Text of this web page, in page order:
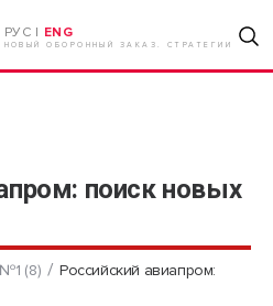
РУС | ENG
НОВЫЙ ОБОРОННЫЙ ЗАКАЗ. СТРАТЕГИИ
поиск новых
(8)
Российский авиапром: